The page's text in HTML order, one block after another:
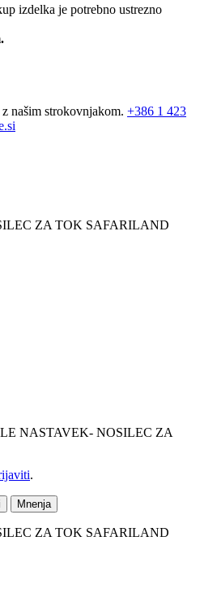
izdelka je potrebno ustrezno
našim strokovnjakom. +386 1 423
ZA TOK SAFARILAND
NASTAVEK- NOSILEC ZA
.
Mnenja
ZA TOK SAFARILAND